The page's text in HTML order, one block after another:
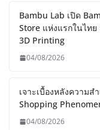
Bambu Lab เปิด
Store แห่งแรกในไท
3D Printing
04/08/2026
เจาะเบื้องหลังความส
Shopping
04/08/2026